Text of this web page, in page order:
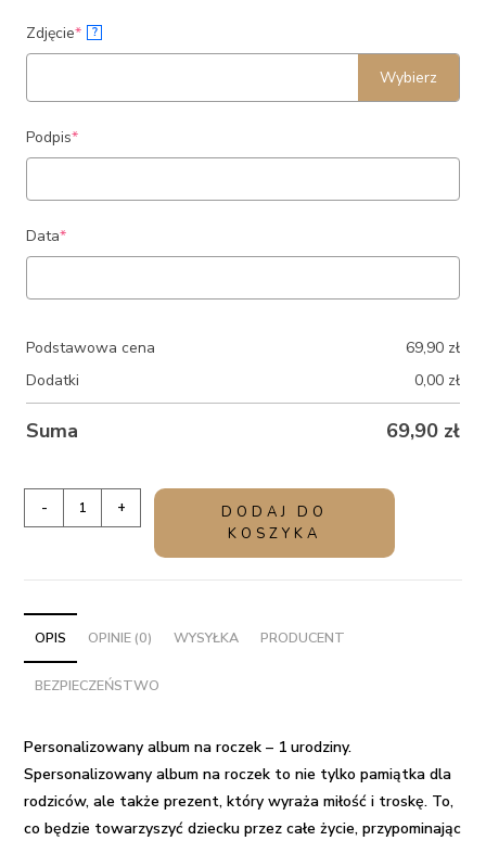
Zdjęcie*(required)
?
Wybierz
Podpis*(required)
Data*(required)
Podstawowa cena 69,90 zł
Dodatki
0,00 zł
Suma 69,90 zł
Personalizowany
roczek
1
urodziny
- +
DODAJ DO
KOSZYKA
OPIS OPINIE (0) WYSYŁKA PRODUCENT
BEZPIECZEŃSTWO
Personalizowany album na roczek – 1 urodziny.
Spersonalizowany album na roczek to nie tylko pamiątka dla
rodziców, ale także prezent, który wyraża miłość i troskę. To,
co będzie towarzyszyć dziecku przez całe życie, przypominając